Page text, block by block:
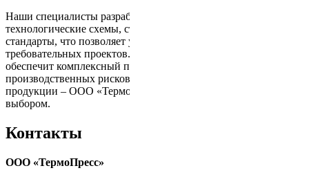
Наши специалисты разрабатывают индивидуальные
технологические схемы, строго соблюдая ГОСТы и мировые
стандарты, что позволяет успешно решать задачи даже самых
требовательных проектов. Если вы ищете партнёра, который
обеспечит комплексный подход, минимизацию
производственных рисков и высокое качество конечной
продукции – ООО «ТермоПресс» станет вашим надёжным
выбором.
Контакты
ООО «ТермоПресс»